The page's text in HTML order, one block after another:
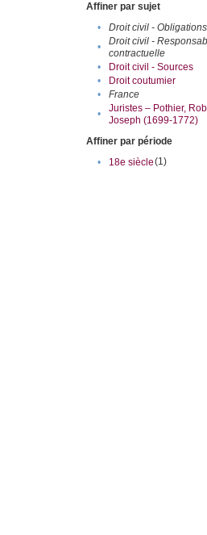
Affiner par sujet
•
Droit civil - Obligations
•
Droit civil -
contractuelle
• Droit civil - Sources
•
Droit coutumier
•
France
•
Juristes – Pothier,
Joseph (1699-1772)
Affiner par période
•
18e siècle(1)